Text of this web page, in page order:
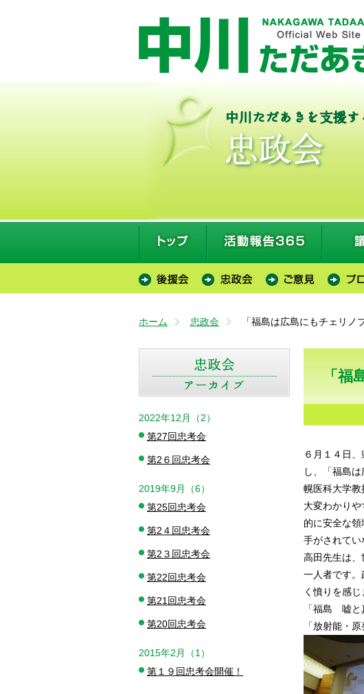
ホーム 忠政会 「福島は広島にもチェリノ
「
６月１４日
し、「福島
幌医科大学教
大変わかり
的に安全な
手がされてい
高田先生は
一人者です
く憤りを感
「福島 嘘と
「放射能・
2022年12月（2）
第27回忠考会
第2６回忠考会
2019年9月（6）
第25回忠考会
第2４回忠考会
第2３回忠考会
第22回忠考会
第21回忠考会
第20回忠考会
2015年2月（1）
第１９回忠考会開催！